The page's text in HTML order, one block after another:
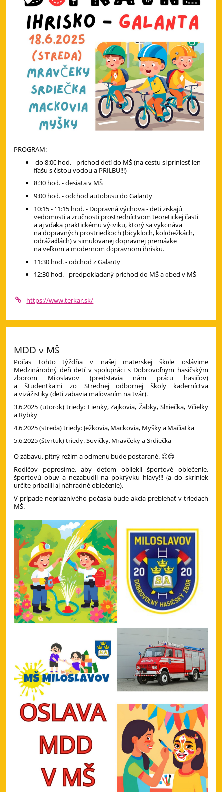
PROGRAM:
do 8:00 hod. - príchod detí do MŠ (na cestu si priniesť len
fľašu s čistou vodou a PRILBU!!!)
8:30 hod. - desiata v MŠ
9:00 hod. - odchod autobusu do Galanty
10:15 - 11:15 hod. - Dopravná výchova - deti získajú
vedomosti a zručnosti prostredníctvom teoretickej časti
a aj vďaka praktickému výcviku, ktorý sa vykonáva
na dopravných prostriedkoch (bicykloch, kolobežkách,
odrážadlách) v simulovanej dopravnej premávke
na veľkom a modernom dopravnom ihrisku.
11:30 hod. - odchod z Galanty
12:30 hod. - predpokladaný príchod do MŠ a obed v MŠ
https://www.terkar.sk/
MDD v MŠ
Počas tohto týždňa v našej materskej škole oslávime
Medzinárodný deň detí v spolupráci s Dobrovoľným hasičským
zborom Miloslavov (predstavia nám prácu hasičov)
a študentkami zo Strednej odbornej školy kaderníctva
a vizážistiky (deti zabavia maľovaním na tvár).
3.6.2025 (utorok) triedy: Lienky, Zajkovia, Žabky, Slniečka, Včielky
a Rybky
4.6.2025 (streda) triedy: Ježkovia, Mackovia, Myšky a Mačiatka
5.6.2025 (štvrtok) triedy: Sovičky, Mravčeky a Srdiečka
O zábavu, pitný režim a odmenu bude postarané. 😉😊
Rodičov poprosíme, aby deťom obliekli športové oblečenie,
športovú obuv a nezabudli na pokrývku hlavy!!! (a do skriniek
určite pribalili aj náhradné oblečenie).
V prípade nepriaznivého počasia bude akcia prebiehať v triedach
MŠ.